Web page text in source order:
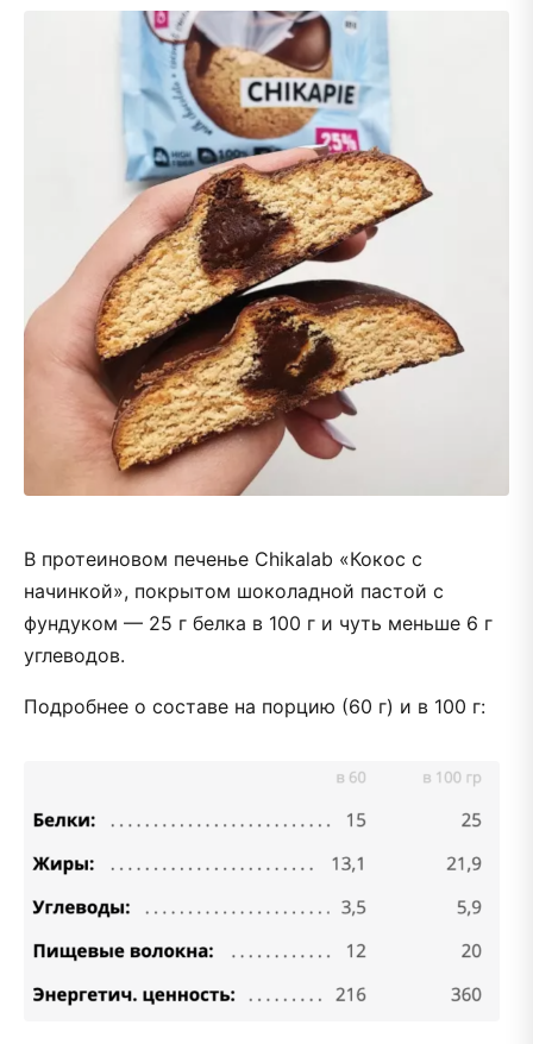
В протеиновом печенье Chikalab «Кокос с
начинкой», покрытом шоколадной пастой с
фундуком — 25 г белка в 100 г и чуть меньше 6 г
углеводов.
Подробнее о составе на порцию (60 г) и в 100 г: